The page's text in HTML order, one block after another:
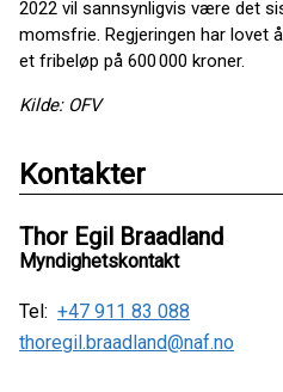
2022 vil sannsynligvis være det
momsfrie. Regjeringen har lovet
et fribeløp på 600 000 kroner.
Kilde: OFV
Kontakter
Thor Egil Braadland
Myndighetskontakt
Tel: +47 911 83 088
thoregil.braadland@naf.no